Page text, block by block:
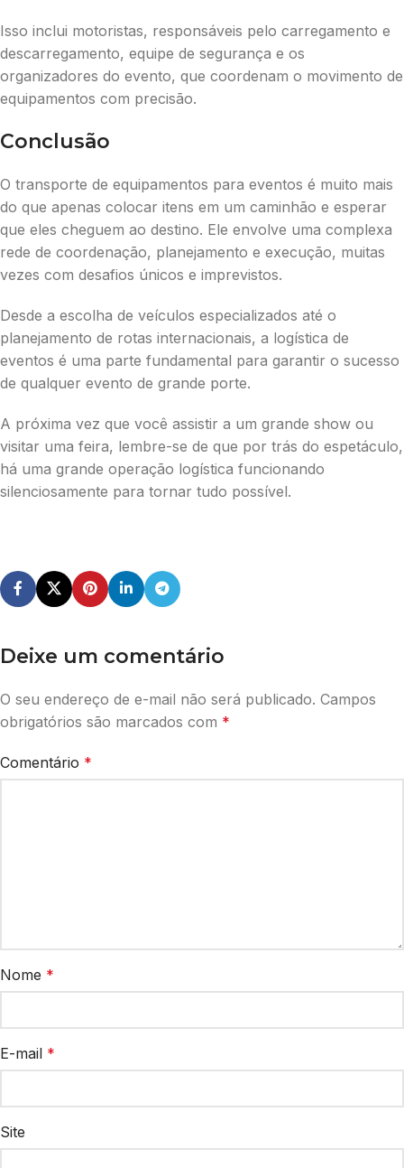
Isso inclui motoristas, responsáveis pelo carregamento e
descarregamento, equipe de segurança e os
organizadores do evento, que coordenam o movimento de
equipamentos com precisão.
Conclusão
O transporte de equipamentos para eventos é muito mais
do que apenas colocar itens em um caminhão e esperar
que eles cheguem ao destino. Ele envolve uma complexa
rede de coordenação, planejamento e execução, muitas
vezes com desafios únicos e imprevistos.
Desde a escolha de veículos especializados até o
planejamento de rotas internacionais, a logística de
eventos é uma parte fundamental para garantir o sucesso
de qualquer evento de grande porte.
A próxima vez que você assistir a um grande show ou
visitar uma feira, lembre-se de que por trás do espetáculo,
há uma grande operação logística funcionando
silenciosamente para tornar tudo possível.
Deixe um comentário
O seu endereço de e-mail não será publicado. Campos
obrigatórios são marcados com *
Comentário *
Nome *
E-mail *
Site